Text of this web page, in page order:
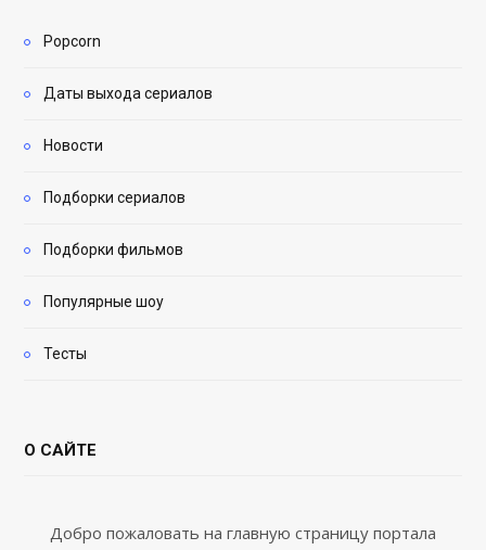
Popcorn
Даты выхода сериалов
Новости
Подборки сериалов
Подборки фильмов
Популярные шоу
Тесты
О САЙТЕ
Добро пожаловать на главную страницу портала